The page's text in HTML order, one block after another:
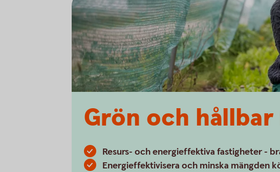
Grön och
Resurs- och energieffektiva fastigheter -
Energieffektivisera och minska mängden